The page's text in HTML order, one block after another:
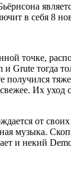
в себя 8
точке,
тогда
получился
Их уход
от
музыка.
и некий